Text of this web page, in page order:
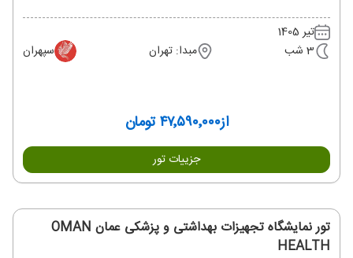
تیر 1405
3 شب
مبدا: تهران سپهران
از۴۷٬۵۹۰٬۰۰۰ تومان
جزییات تور
تور نمایشگاه تجهیزات بهداشتی و پزشکی عمان OMAN
HEALTH